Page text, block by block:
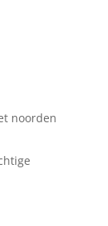
noorden